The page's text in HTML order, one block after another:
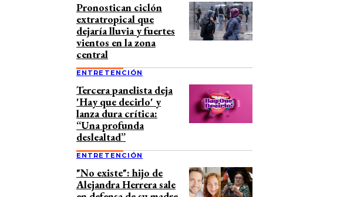
Pronostican ciclón
extratropical que
dejaría lluvia y fuertes
vientos en la zona
central
ENTRETENCIÓN
Tercera panelista deja
'Hay que decirlo' y
lanza dura crítica:
“Una profunda
deslealtad”
ENTRETENCIÓN
"No existe": hijo de
Alejandra Herrera sale